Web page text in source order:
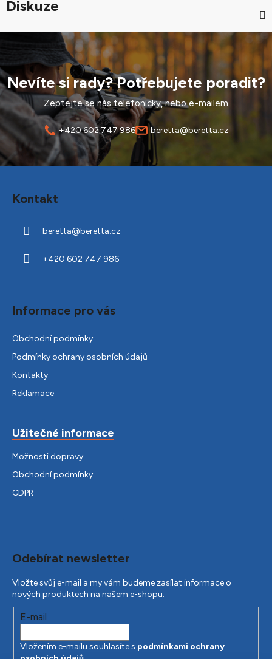
Diskuze
Nevíte si rady? Potřebujete poradit?
Zeptejte se nás telefonicky, nebo e-mailem
+420 602 747 986 beretta@beretta.cz
Kontakt
beretta@beretta.cz
+420 602 747 986
Informace pro vás
Obchodní podmínky
Podmínky ochrany osobních údajů
Kontakty
Reklamace
Užitečné informace
Možnosti dopravy
Obchodní podmínky
GDPR
Odebírat newsletter
Vložte svůj e-mail a my vám budeme zasílat informace o
nových produktech na našem e-shopu.
E-mail
Vložením e-mailu souhlasíte s podmínkami ochrany